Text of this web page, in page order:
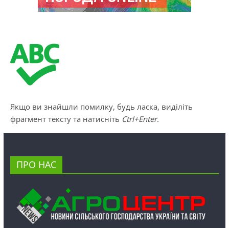
Якщо ви знайшли помилку, будь ласка, виділіть
фрагмент тексту та натисніть Ctrl+Enter.
ПРО НАС